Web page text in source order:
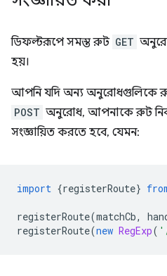
ডিফল্টরূপে সমস্ত রুট GET
হয়।
আপনি যদি অন্য অনুরোধগুলিকে
POST অনুরোধ, আপনাকে রুট
সংজ্ঞায়িত করতে হবে, যেমন:
import {registerRoute}
registerRoute(matchCb,
registerRoute(new RegExp(